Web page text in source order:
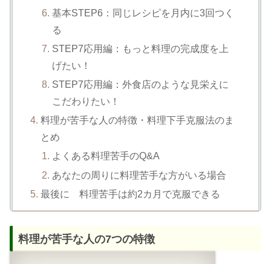
基本STEP6：同じレシピを月内に3回つく
る
STEP7応用編：もっと料理の完成度を上
げたい！
STEP7応用編：外食店のような見栄えに
こだわりたい！
料理が苦手な人の特徴・料理下手克服法のま
とめ
よくある料理苦手のQ&A
あなたの周りに料理苦手な方がいる場合
最後に 料理苦手は約2カ月で克服できる
料理が苦手な人の7つの特徴